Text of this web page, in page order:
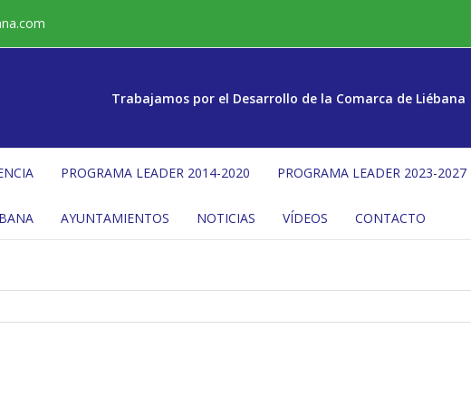
Trabajamos por el Desarrollo de la Comarca de Liébana
PROGRAMA LEADER 2014-2020 PROGRAMA LEADER 2023-2027
AYUNTAMIENTOS NOTICIAS VÍDEOS CONTACTO